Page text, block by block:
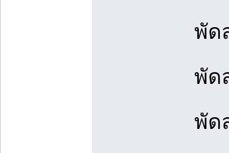
พัด
พัด
พัด